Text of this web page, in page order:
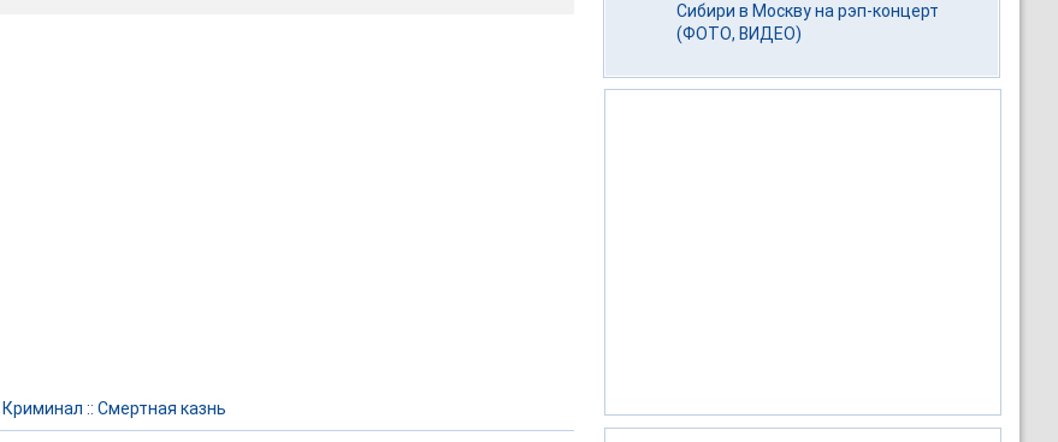
Криминал :: Смертная казнь
Сибири в Москву на рэп-концерт
(ФОТО, ВИДЕО)